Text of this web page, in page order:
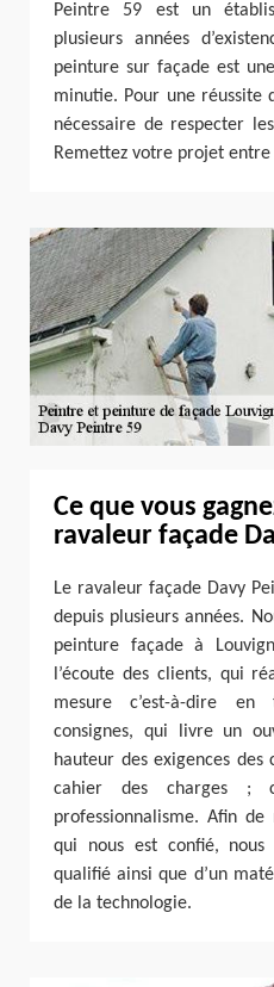
Peintre 59 est un
plusieurs années
peinture sur façade est
minutie. Pour une réussite
nécessaire de respecter
Remettez votre projet
Ce que vous
ravaleur façade
Le ravaleur façade Davy
depuis plusieurs années.
peinture façade à
l’écoute des clients, qui
mesure c’est-à-dire
consignes, qui livre un
hauteur des exigences des
cahier des charges ;
professionnalisme. Afin
qui nous est confié, nous
qualifié ainsi que d’un
de la technologie.